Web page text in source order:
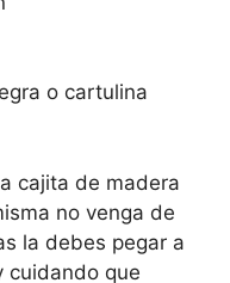
o cartulina
cajita de madera
no venga de
la debes pegar a
cuidando que